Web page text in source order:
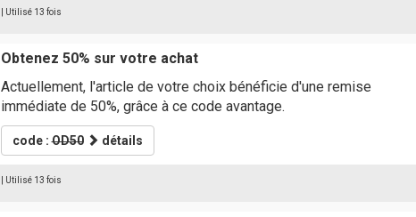
| Utilisé 13 fois
Obtenez 50% sur votre achat
Actuellement, l'article de votre choix bénéficie d'une remise
immédiate de 50%, grâce à ce code avantage.
code :OD50 détails
| Utilisé 13 fois